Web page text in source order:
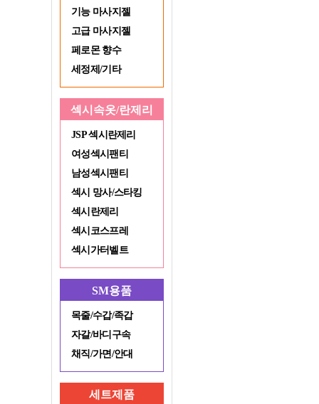
기능 마사지젤
고급 마사지젤
페로몬 향수
세정제/기타
섹시속옷/란제리
JSP 섹시란제리
여성섹시팬티
남성섹시팬티
섹시 망사/스타킹
섹시란제리
섹시코스프레
섹시가터벨트
SM용품
목줄/수갑/족갑
자갈/바디구속
채직/가면/안대
세트제품